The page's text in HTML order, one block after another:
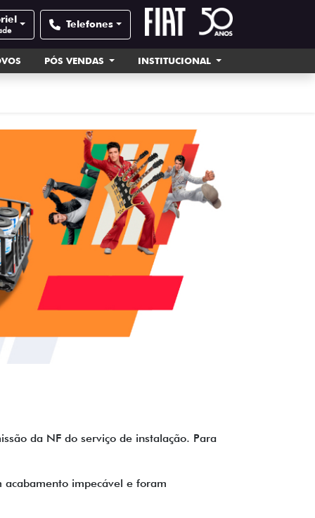
Telefones
PÓS VENDAS INSTITUCIONAL
da NF do serviço de instalação. Para
acabamento impecável e foram